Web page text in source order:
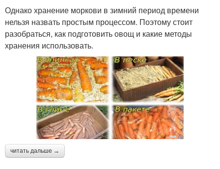
Однако хранение моркови в зимний период времени
нельзя назвать простым процессом. Поэтому стоит
разобраться, как подготовить овощ и какие методы
хранения использовать.
читать дальше →